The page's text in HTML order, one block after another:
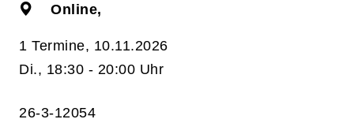
Online,
1 Termine, 10.11.2026
Di., 18:30 - 20:00 Uhr
26-3-12054